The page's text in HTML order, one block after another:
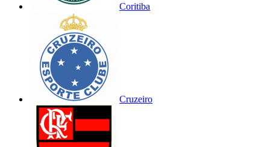
Coritiba
Cruzeiro